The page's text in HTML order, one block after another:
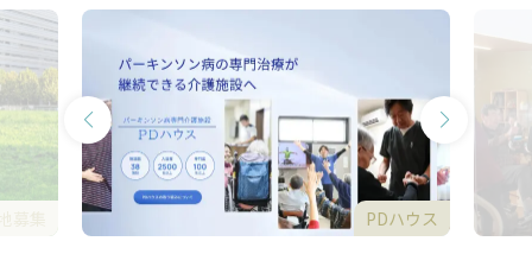
PDハウス